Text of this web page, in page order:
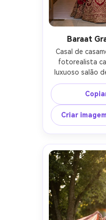
Baraat
Casal de
fotorealista
luxuoso salão
lehenga
bordados zari
joias kundan,
marfim com
floral atrás
borrados,
tungstênio, luz
borda,
85mm f/1.4,
textura de pele
de cores
Criar